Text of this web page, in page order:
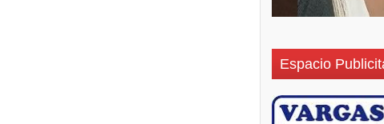
Espacio